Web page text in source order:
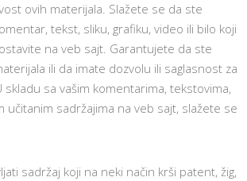
ovih materijala. Slažete se da ste
tekst, sliku, grafiku, video ili bilo koji
na veb sajt. Garantujete da ste
ili da imate dozvolu ili saglasnost za
skladu sa vašim komentarima, tekstovima,
učitanim sadržajima na veb sajt, slažete se
sadržaj koji na neki način krši patent, žig,